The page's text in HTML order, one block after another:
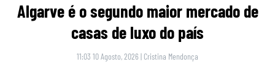
Algarve é o segundo maior mercado de
casas de luxo do país
11:03 10 Agosto, 2026 | Cristina Mendonça